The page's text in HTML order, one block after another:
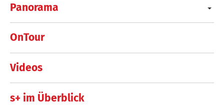
Panorama
OnTour
Videos
s+ im Überblick